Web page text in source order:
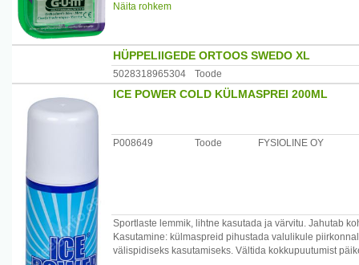
Hoiatus:Hoida lastele kättesaamatus kohas!Vaha mitte
Maaletooja:Baltic Business OÜ, www.suuhugieen.ee
Näita rohkem
HÜPPELIIGEDE ORTOOS SWEDO XL
5028318965304 Toode
ICE POWER COLD KÜLMASPREI 200ML
P008649 Toode FYSIOLINE OY
Sportlaste lemmik, lihtne kasutada ja värvitu. Jahutab
Kasutamine: külmaspreid pihustada valulikule
välispidiseks kasutamiseks. Vältida kokkupuutumist